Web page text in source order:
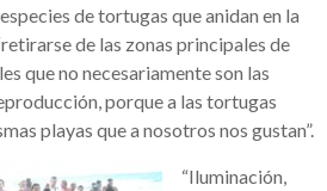
de tortugas que anidan en la
de las zonas principales de
que no necesariamente son las
porque a las tortugas
playas que a nosotros nos gustan”.
“Iluminación,